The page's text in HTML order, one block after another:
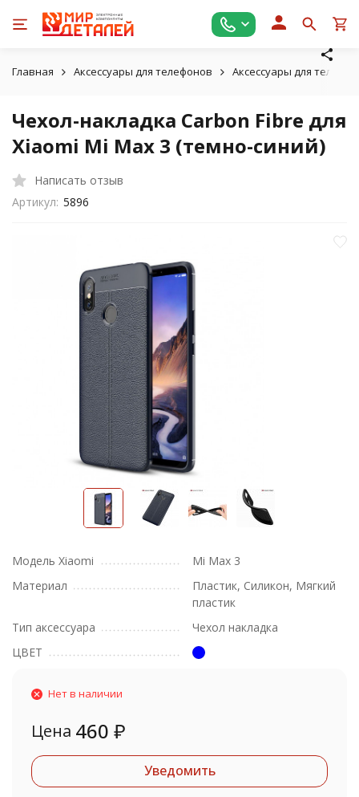
Главная Аксессуары для телефонов Аксессуары для
Чехол-накладка Carbon Fibre для
Xiaomi Mi Max 3 (темно-синий)
Написать отзыв
Артикул: 5896
Модель Xiaomi
Mi Max 3
Материал
Пластик, Силикон, Мягкий
пластик
Тип аксессуара
Чехол накладка
ЦВЕТ
Нет в наличии
Цена 460 ₽
Уведомить